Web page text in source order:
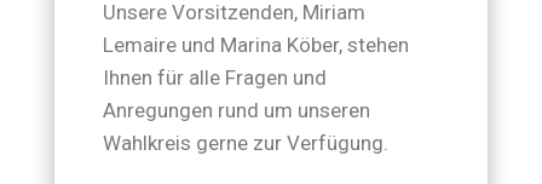
Unsere Vorsitzenden, Miriam
Lemaire und Marina Köber, stehen
Ihnen für alle Fragen und
Anregungen rund um unseren
Wahlkreis gerne zur Verfügung.